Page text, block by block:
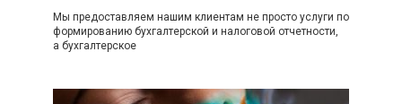
Мы предоставляем нашим клиентам не просто услуги по
формированию бухгалтерской и налоговой отчетности,
а бухгалтерское